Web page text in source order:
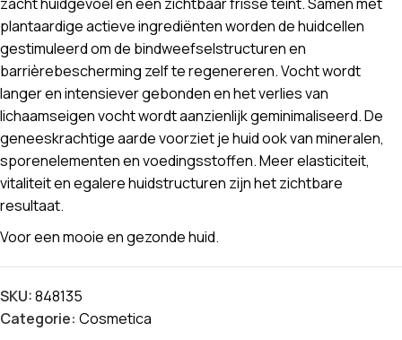
zacht huidgevoel en een zichtbaar frisse teint. Samen met
plantaardige actieve ingrediënten worden de huidcellen
gestimuleerd om de bindweefselstructuren en
barrièrebescherming zelf te regenereren. Vocht wordt
langer en intensiever gebonden en het verlies van
lichaamseigen vocht wordt aanzienlijk geminimaliseerd. De
geneeskrachtige aarde voorziet je huid ook van mineralen,
sporenelementen en voedingsstoffen. Meer elasticiteit,
vitaliteit en egalere huidstructuren zijn het zichtbare
resultaat.
Voor een mooie en gezonde huid.
SKU:848135
Categorie: Cosmetica